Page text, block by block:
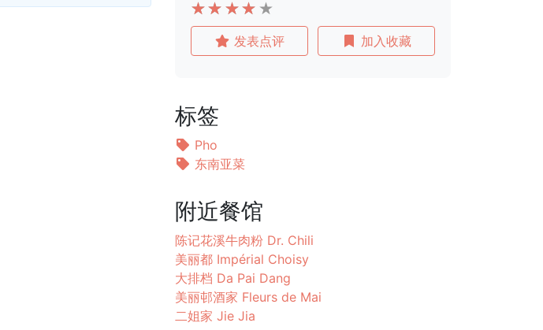
发表点评 加入收藏
标签
Pho
东南亚菜
附近餐馆
陈记花溪牛肉粉 Dr. Chili
美丽都 Impérial Choisy
大排档 Da Pai Dang
美丽邨酒家 Fleurs de Mai
二姐家 Jie Jia